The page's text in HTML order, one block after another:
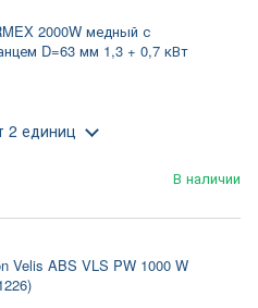
2000W медный с
D=63 мм 1,3 + 0,7 кВт
В наличии
2 единиц
Velis ABS VLS PW 1000 W